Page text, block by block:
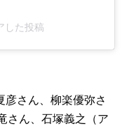
した投稿
彦さん、柳楽優弥さ
さん、石塚義之（ア